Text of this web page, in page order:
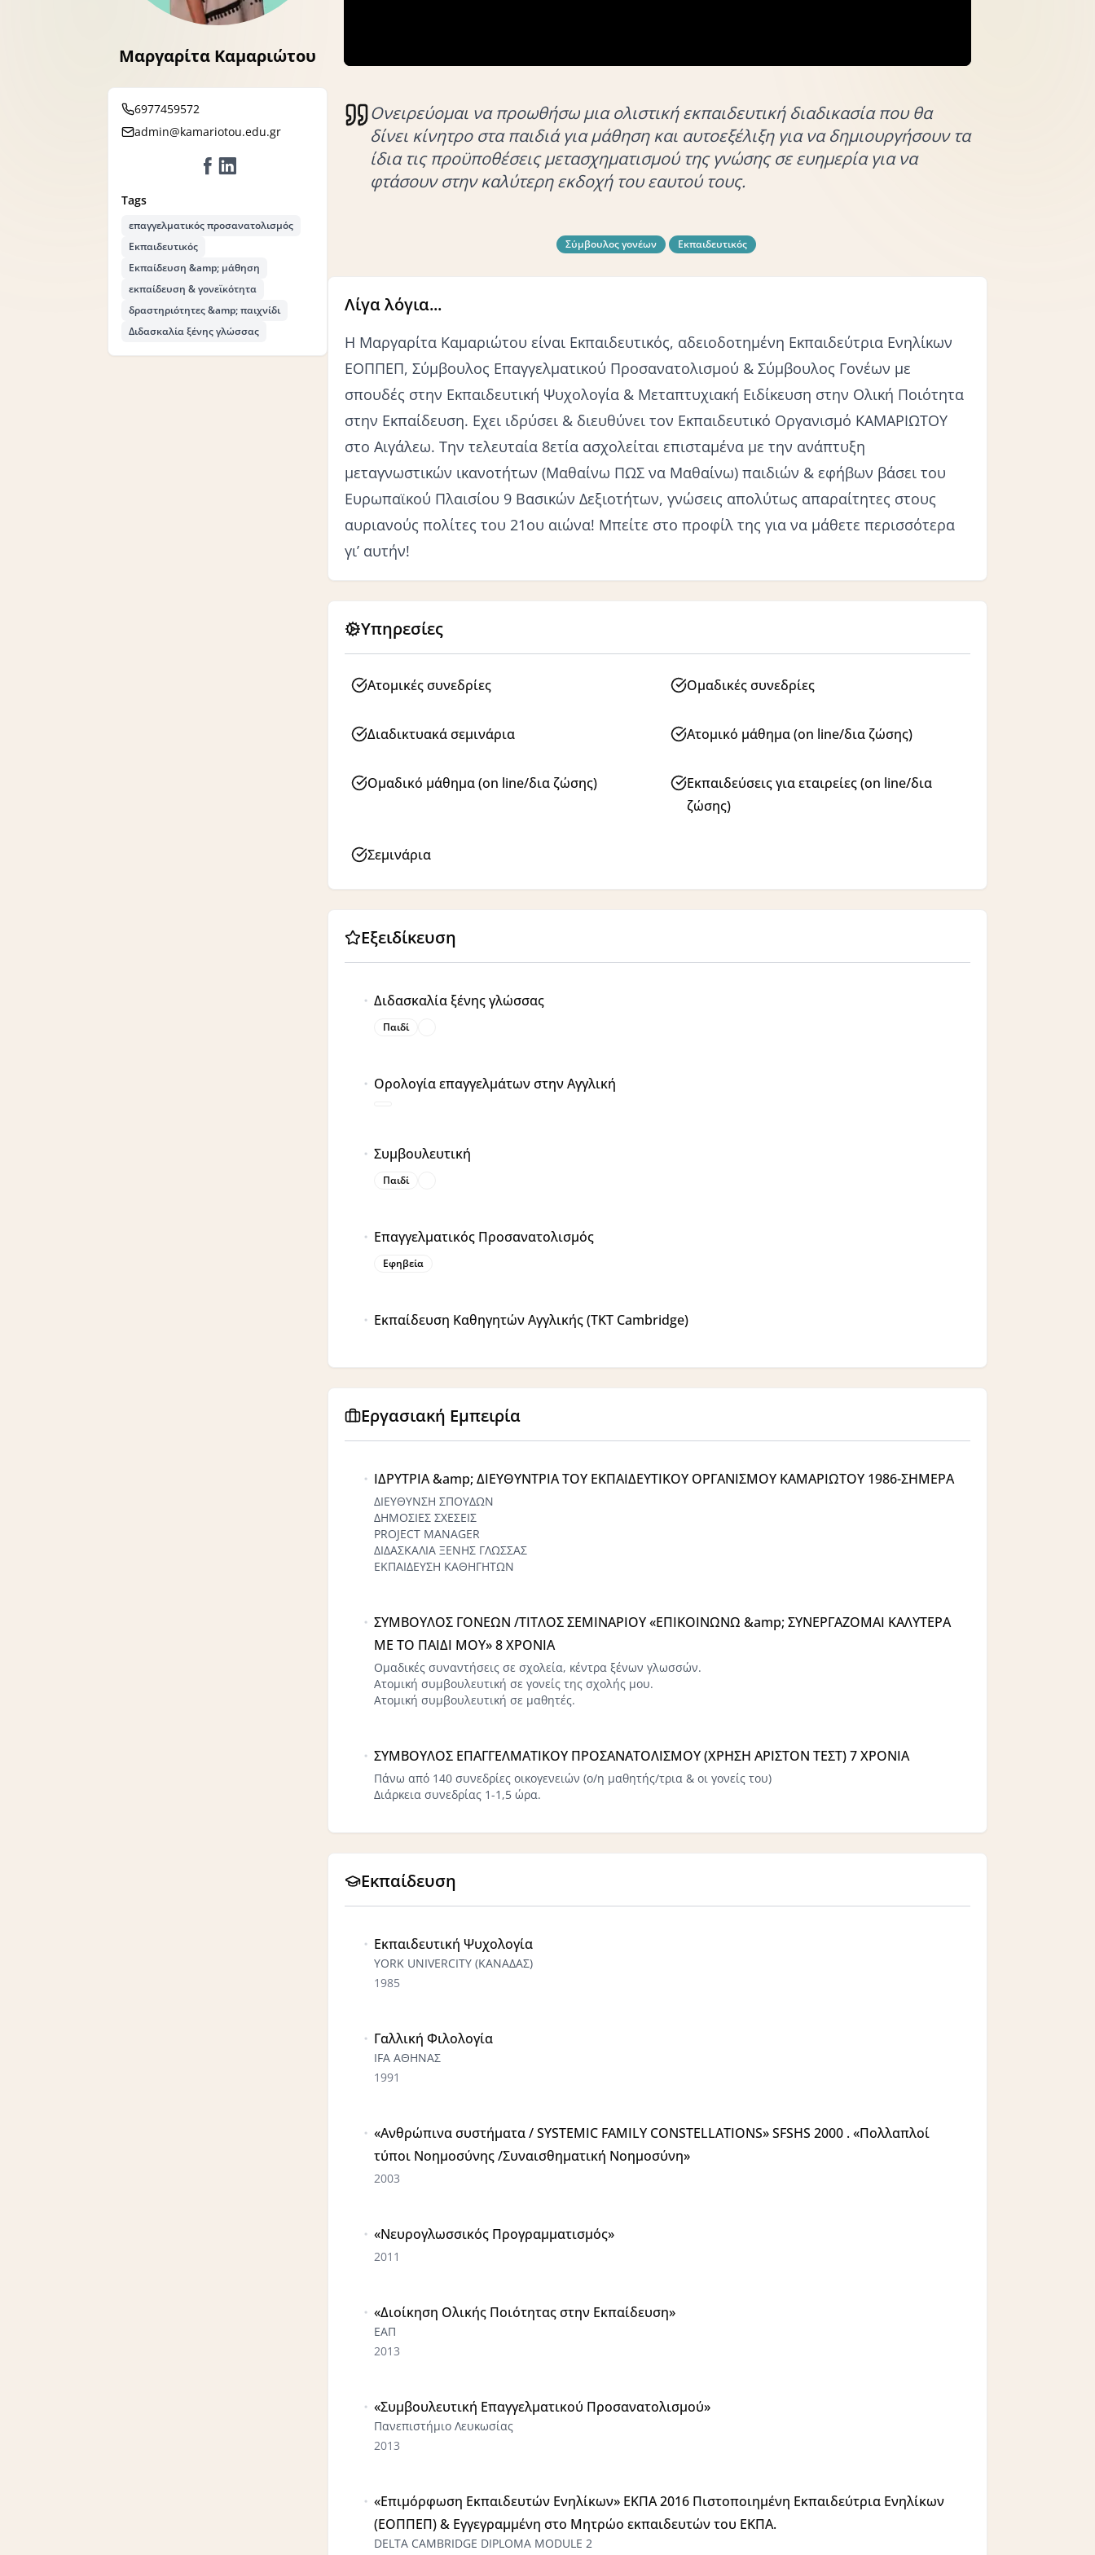
Μαργαρίτα Καμαριώτου
6977459572
admin@kamariotou.edu.gr
Tags
επαγγελματικός προσανατολισμός
Εκπαιδευτικός
Εκπαίδευση &amp; μάθηση
εκπαίδευση & γονεϊκότητα
δραστηριότητες &amp; παιχνίδι
Διδασκαλία ξένης γλώσσας
Ονειρεύομαι να προωθήσω μια ολιστική εκπαιδευτική διαδικασία που θα
δίνει κίνητρο στα παιδιά για μάθηση και αυτοεξέλιξη για να δημιουργήσουν τα
ίδια τις προϋποθέσεις μετασχηματισμού της γνώσης σε ευημερία για να
φτάσουν στην καλύτερη εκδοχή του εαυτού τους.
Σύμβουλος γονέων Εκπαιδευτικός
Λίγα λόγια...
Η Μαργαρίτα Καμαριώτου είναι Εκπαιδευτικός, αδειοδοτημένη Εκπαιδεύτρια Ενηλίκων
ΕΟΠΠΕΠ, Σύμβουλος Επαγγελματικού Προσανατολισμού & Σύμβουλος Γονέων με
σπουδές στην Εκπαιδευτική Ψυχολογία & Μεταπτυχιακή Ειδίκευση στην Ολική Ποιότητα
στην Εκπαίδευση. Εχει ιδρύσει & διευθύνει τον Εκπαιδευτικό Οργανισμό ΚΑΜΑΡΙΩΤΟΥ
στο Αιγάλεω. Την τελευταία 8ετία ασχολείται επισταμένα με την ανάπτυξη
μεταγνωστικών ικανοτήτων (Μαθαίνω ΠΩΣ να Μαθαίνω) παιδιών & εφήβων βάσει του
Ευρωπαϊκού Πλαισίου 9 Βασικών Δεξιοτήτων, γνώσεις απολύτως απαραίτητες στους
αυριανούς πολίτες του 21ου αιώνα! Μπείτε στο προφίλ της για να μάθετε περισσότερα
γι’ αυτήν!
Υπηρεσίες
Ατομικές συνεδρίες Ομαδικές συνεδρίες
Διαδικτυακά σεμινάρια Ατομικό μάθημα (on line/δια ζώσης)
Ομαδικό μάθημα (on line/δια ζώσης)
Εκπαιδεύσεις για εταιρείες (on line/δια
ζώσης)
Σεμινάρια
Εξειδίκευση
Διδασκαλία ξένης γλώσσας
Παιδί
Ορολογία επαγγελμάτων στην Αγγλική
Συμβουλευτική
Παιδί
Επαγγελματικός Προσανατολισμός
Εφηβεία
Εκπαίδευση Καθηγητών Αγγλικής (ΤΚΤ Cambridge)
Εργασιακή Εμπειρία
ΙΔΡΥΤΡΙΑ &amp; ΔΙΕΥΘΥΝΤΡΙΑ ΤΟΥ ΕΚΠΑΙΔΕΥΤΙΚΟΥ ΟΡΓΑΝΙΣΜΟΥ ΚΑΜΑΡΙΩΤΟΥ 1986-ΣΗΜΕΡΑ
ΔΙΕΥΘΥΝΣΗ ΣΠΟΥΔΩΝ
ΔΗΜΟΣΙΕΣ ΣΧΕΣΕΙΣ
PROJECT MANAGER
ΔΙΔΑΣΚΑΛΙΑ ΞΕΝΗΣ ΓΛΩΣΣΑΣ
ΕΚΠΑΙΔΕΥΣΗ ΚΑΘΗΓΗΤΩΝ
ΣΥΜΒΟΥΛΟΣ ΓΟΝΕΩΝ /ΤΙΤΛΟΣ ΣΕΜΙΝΑΡΙΟΥ «ΕΠΙΚΟΙΝΩΝΩ &amp; ΣΥΝΕΡΓΑΖΟΜΑΙ ΚΑΛΥΤΕΡΑ
ΜΕ ΤΟ ΠΑΙΔΙ ΜΟΥ» 8 ΧΡOΝΙΑ
Ομαδικές συναντήσεις σε σχολεία, κέντρα ξένων γλωσσών.
Ατομική συμβουλευτική σε γονείς της σχολής μου.
Ατομική συμβουλευτική σε μαθητές.
ΣΥΜΒΟΥΛΟΣ ΕΠΑΓΓΕΛΜΑΤΙΚΟΥ ΠΡΟΣΑΝΑΤΟΛΙΣΜΟΥ (ΧΡΗΣΗ ΑΡΙΣΤΟΝ ΤΕΣΤ) 7 ΧΡΟΝΙΑ
Πάνω από 140 συνεδρίες οικογενειών (ο/η μαθητής/τρια & οι γονείς του)
Διάρκεια συνεδρίας 1-1,5 ώρα.
Εκπαίδευση
Εκπαιδευτική Ψυχολογία
YORK UNIVERCITY (ΚΑΝΑΔΑΣ)
1985
Γαλλική Φιλολογία
IFA ΑΘΗΝΑΣ
1991
«Ανθρώπινα συστήματα / SYSTEMIC FAMILY CONSTELLATIONS» SFSHS 2000 . «Πολλαπλοί
τύποι Νοημοσύνης /Συναισθηματική Νοημοσύνη»
2003
«Νευρογλωσσικός Προγραμματισμός»
2011
«Διοίκηση Ολικής Ποιότητας στην Εκπαίδευση»
ΕΑΠ
2013
«Συμβουλευτική Επαγγελματικού Προσανατολισμού»
Πανεπιστήμιο Λευκωσίας
2013
«Επιμόρφωση Εκπαιδευτών Ενηλίκων» ΕΚΠΑ 2016 Πιστοποιημένη Εκπαιδεύτρια Ενηλίκων
(ΕΟΠΠΕΠ) & Εγγεγραμμένη στο Μητρώο εκπαιδευτών του ΕΚΠΑ.
DELTA CAMBRIDGE DIPLOMA MODULE 2